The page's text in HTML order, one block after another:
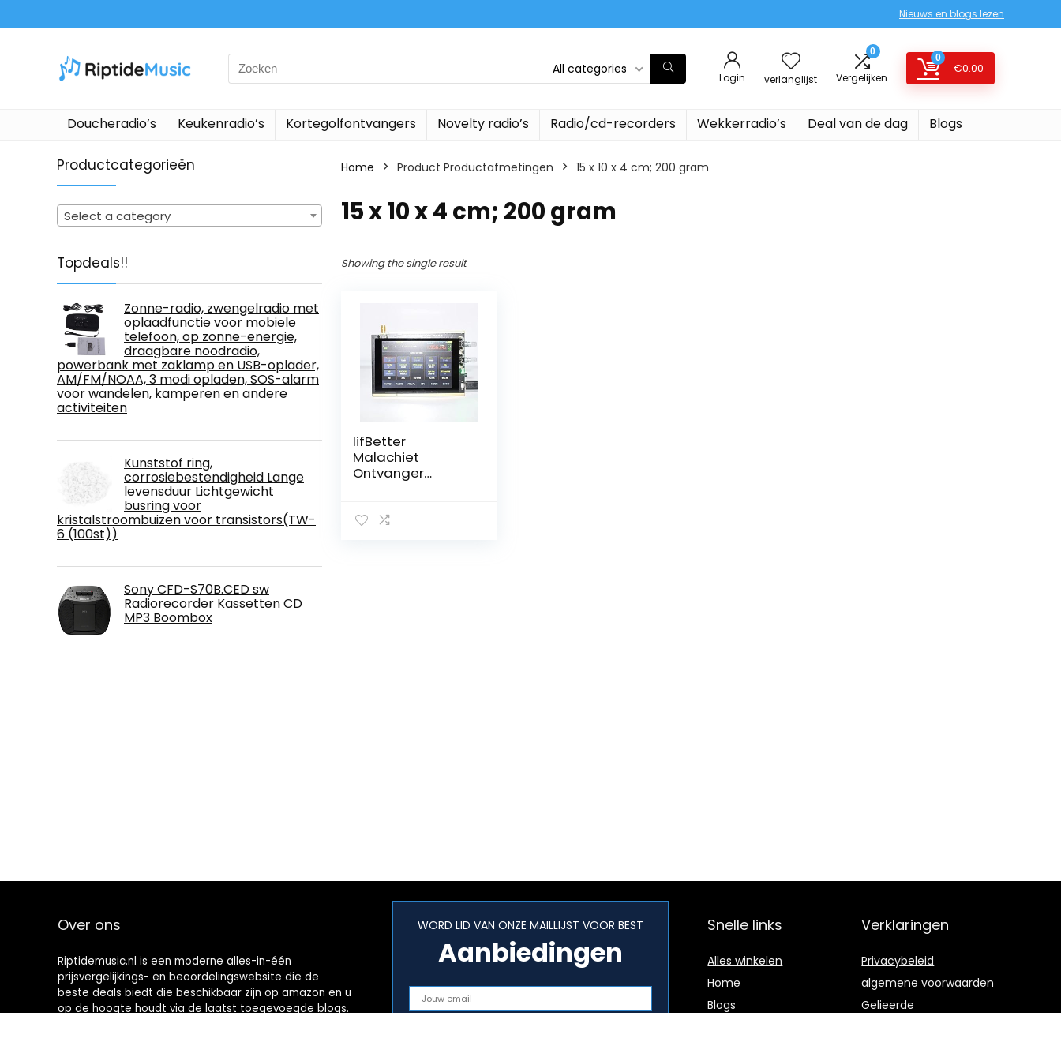
Nieuws en blogs lezen
Search
for:
All categories
Login verlanglijst
0
Vergelijken
0
€0.00
Doucheradio’s Keukenradio’s Kortegolfontvangers Novelty radio’s Radio/cd-recorders Wekkerradio’s Deal van de dag Blogs
Productcategorieën
Select a category
Topdeals!!
Zonne-radio, zwengelradio met
oplaadfunctie voor mobiele
telefoon, op zonne-energie,
draagbare noodradio,
powerbank met zaklamp en USB-oplader,
AM/FM/NOAA, 3 modi opladen, SOS-alarm
voor wandelen, kamperen en andere
activiteiten
Kunststof ring,
corrosiebestendigheid Lange
levensduur Lichtgewicht
busring voor
kristalstroombuizen voor transistors(TW-
6 (100st))
Sony CFD-S70B.CED sw
Radiorecorder Kassetten CD
MP3 Boombox
Home Product Productafmetingen ‎15 x 10 x 4 cm; 200 gram
‎15 x 10 x 4 cm; 200 gram
Showing the single result
lifBetter
Malachiet
Ontvanger
Ontvanger
Over ons
Riptidemusic.nl is een moderne alles-in-één
prijsvergelijkings- en beoordelingswebsite die de
beste deals biedt die beschikbaar zijn op amazon en u
op de hoogte houdt via de laatst toegevoegde blogs.
WORD LID VAN ONZE MAILLIJST VOOR BEST
Aanbiedingen
Snelle links
Alles winkelen
Home
Blogs
Verklaringen
Privacybeleid
algemene voorwaarden
Gelieerde